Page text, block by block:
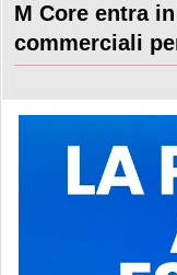
M Core entra
commerciali